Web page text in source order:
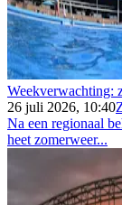
Weekverwachting:
26 juli 2026, 10:40
Na een regionaal
heet zomerweer...